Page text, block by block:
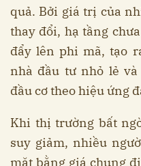
quả. Bởi giá trị của
thay đổi, hạ tầng
đẩy lên phi mã, tạo
nhà đầu tư nhỏ lẻ
đầu cơ theo hiệu ứng
Khi thị trường bất
suy giảm, nhiều
mặt bằng giá chung